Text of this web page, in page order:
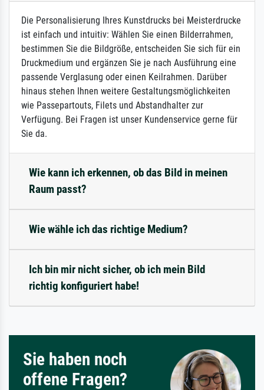
Die Personalisierung Ihres Kunstdrucks bei Meisterdrucke
ist einfach und intuitiv: Wählen Sie einen Bilderrahmen,
bestimmen Sie die Bildgröße, entscheiden Sie sich für ein
Druckmedium und ergänzen Sie je nach Ausführung eine
passende Verglasung oder einen Keilrahmen. Darüber
hinaus stehen Ihnen weitere Gestaltungsmöglichkeiten
wie Passepartouts, Filets und Abstandhalter zur
Verfügung. Bei Fragen ist unser Kundenservice gerne für
Sie da.
Wie kann ich erkennen, ob das Bild in meinen
Raum passt?
Wie wähle ich das richtige Medium?
Ich bin mir nicht sicher, ob ich mein Bild
richtig konfiguriert habe!
Sie haben noch
offene Fragen?